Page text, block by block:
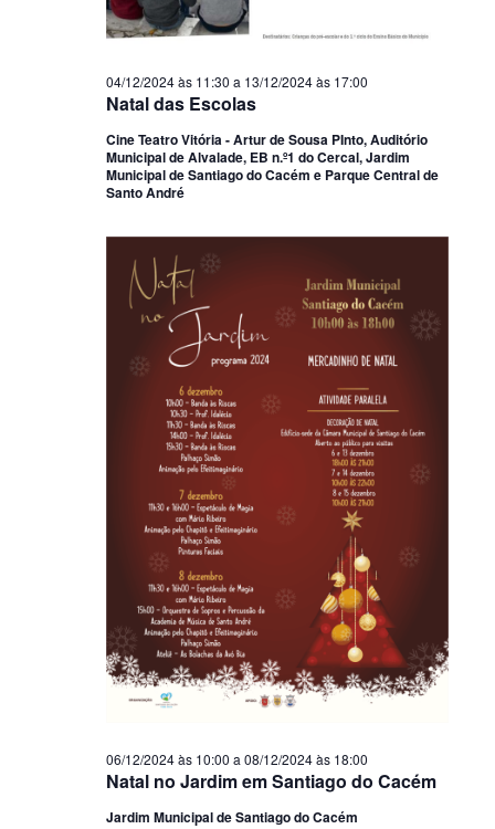
Natal das Escolas
04/12/2024 às 11:30 a 13/12/2024 às 17:00
Cine Teatro Vitória - Artur de Sousa PInto, Auditório
Municipal de Alvalade, EB n.º1 do Cercal, Jardim
Municipal de Santiago do Cacém e Parque Central de
Santo André
Natal no Jardim em Santiago do Cacém
06/12/2024 às 10:00 a 08/12/2024 às 18:00
Jardim Municipal de Santiago do Cacém